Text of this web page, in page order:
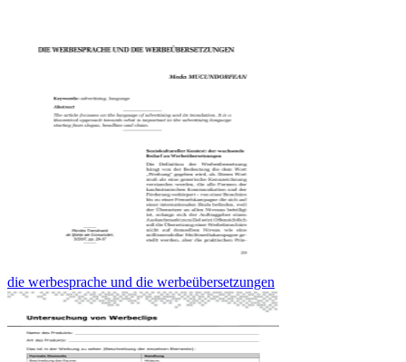
die werbesprache und die werbeübersetzungen